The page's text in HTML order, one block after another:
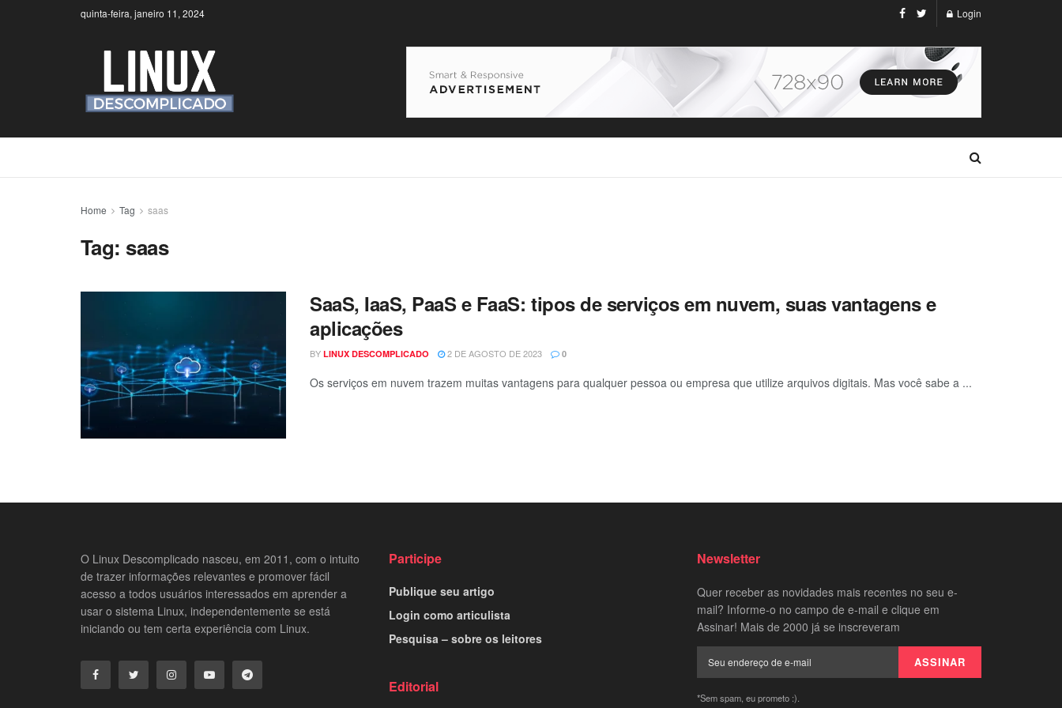
quinta-feira, janeiro 11, 2024 Login
Home Tag saas
Tag: saas
SaaS, IaaS, PaaS e FaaS: tipos de serviços em nuvem, suas vantagens e
aplicações
BY LINUX DESCOMPLICADO 2 DE AGOSTO DE 2023 0
Os serviços em nuvem trazem muitas vantagens para qualquer pessoa ou empresa que utilize arquivos digitais. Mas você sabe a ...
O Linux Descomplicado nasceu, em 2011, com o intuito
de trazer informações relevantes e promover fácil
acesso a todos usuários interessados em aprender a
usar o sistema Linux, independentemente se está
iniciando ou tem certa experiência com Linux.
Participe
Publique seu artigo
Login como articulista
Pesquisa – sobre os leitores
Editorial
Newsletter
Quer receber as novidades mais recentes no seu e-
mail? Informe-o no campo de e-mail e clique em
Assinar! Mais de 2000 já se inscreveram
*Sem spam, eu prometo :).